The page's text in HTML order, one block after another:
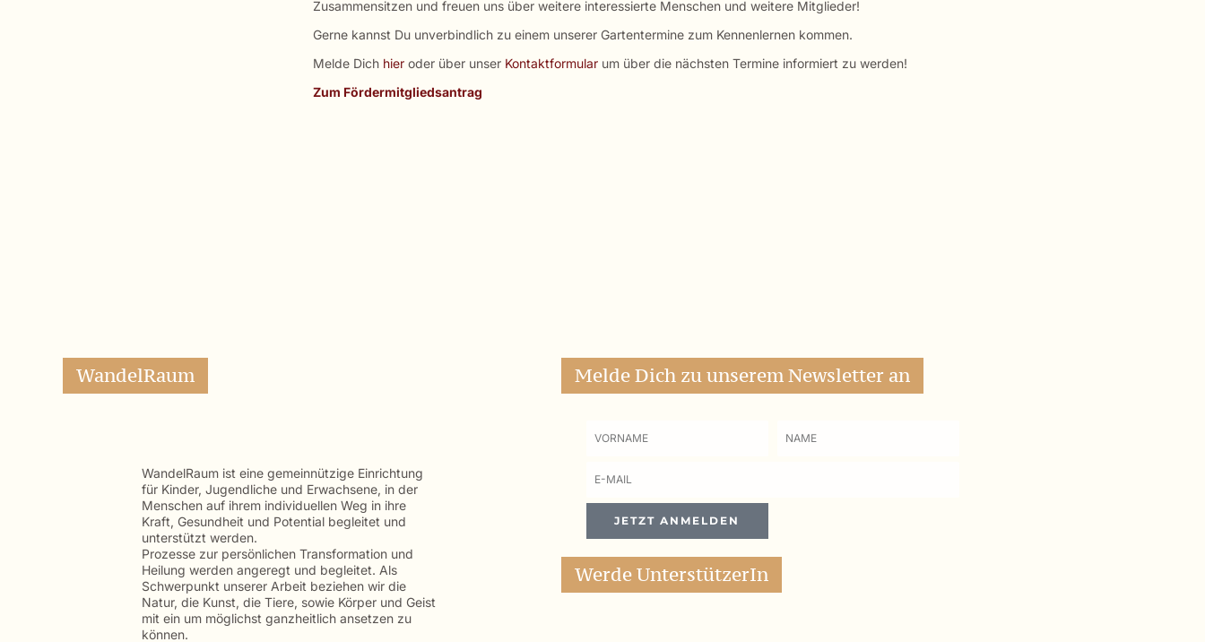
Zusammensitzen und freuen uns über weitere interessierte Menschen und weitere Mitglieder!
Gerne kannst Du unverbindlich zu einem unserer Gartentermine zum Kennenlernen kommen.
Melde Dich hieroder über unser Kontaktformularum über die nächsten Termine informiert zu werden!
Zum Fördermitgliedsantrag
WandelRaum
WandelRaum ist eine gemeinnützige Einrichtung
für Kinder, Jugendliche und Erwachsene, in der
Menschen auf ihrem individuellen Weg in ihre
Kraft, Gesundheit und Potential begleitet und
unterstützt werden.
Prozesse zur persönlichen Transformation und
Heilung werden angeregt und begleitet. Als
Schwerpunkt unserer Arbeit beziehen wir die
Natur, die Kunst, die Tiere, sowie Körper und Geist
mit ein um möglichst ganzheitlich ansetzen zu
können.
Melde Dich zu unserem Newsletter an
Vorname Name
E-
Mail
JETZT ANMELDEN
Werde UnterstützerIn